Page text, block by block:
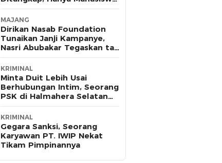
yang Bersuara
MAJANG
Dirikan Nasab Foundation
Tunaikan Janji Kampanye,
Nasri Abubakar Tegaskan tak
Ada Kepentingan Politik
KRIMINAL
Minta Duit Lebih Usai
Berhubungan Intim, Seorang
PSK di Halmahera Selatan
Tewas Ditusuk
KRIMINAL
Gegara Sanksi, Seorang
Karyawan PT. IWIP Nekat
Tikam Pimpinannya